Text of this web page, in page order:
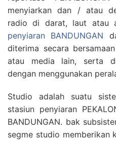
menyiarkan dan / atau
radio di darat, laut atau
penyiaran BANDUNGAN
diterima secara
atau media lain, serta
dengan menggunakan
Studio adalah suatu
stasiun penyiaran
BANDUNGAN. bak
segme studio memberikan